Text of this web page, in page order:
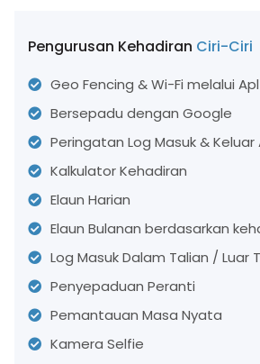
Pengurusan Kehadiran Ciri-Ciri
Geo Fencing & Wi-Fi melalui
Bersepadu dengan Google
Peringatan Log Masuk & Keluar
Kalkulator Kehadiran
Elaun Harian
Elaun Bulanan berdasarkan
Log Masuk Dalam Talian / Luar
Penyepaduan Peranti
Pemantauan Masa Nyata
Kamera Selfie